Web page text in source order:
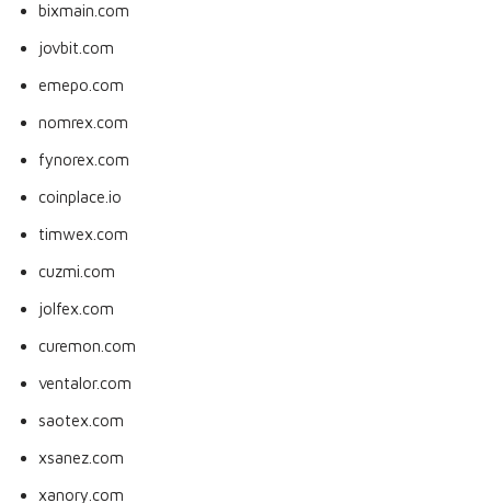
bixmain.com
jovbit.com
emepo.com
nomrex.com
fynorex.com
coinplace.io
timwex.com
cuzmi.com
jolfex.com
curemon.com
ventalor.com
saotex.com
xsanez.com
xanory.com